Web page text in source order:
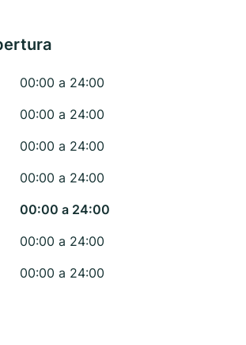
00:00 a 24:00
00:00 a 24:00
00:00 a 24:00
00:00 a 24:00
00:00 a 24:00
00:00 a 24:00
00:00 a 24:00